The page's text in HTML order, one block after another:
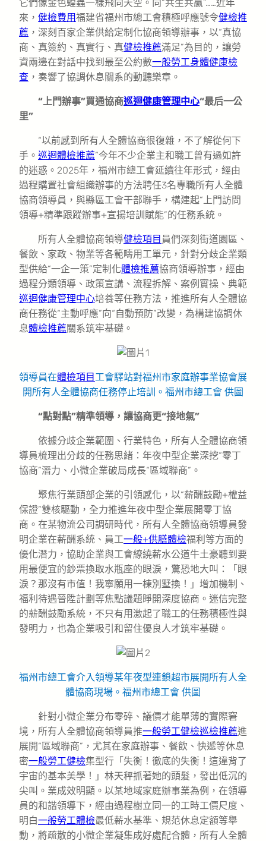
它們像金色蝗蟲一樣飛向天空。向“共生共贏”……近年
來， 健檢費用福建省福州市總工會積極呼應號令健檢推
薦 ，深刻百家企業供給定制化協商領導辦事，以“真協
商、真簽約、真實行、真健檢推薦滿足”為目的，讓勞
資兩邊在對話中找到最至公約數一般勞工身體健康檢
查 ，奏響了協調休息關系的動聽樂章。
“上門辦事”買通協商巡迴健康管理中心“最后一公
里”
“以前感到所有人全體協商很復雜，不了解從何下
手。 巡迴體檢推薦”今年不少企業主和職工曾有過如許
的迷惑。2025年，福州市總工會延續往年形式，經由
過程購置社會組織辦事的方法聘任3名專職所有人全體
協商領導員，與縣區工會干部聯手，構建起“上門訪問
領導+精準跟蹤辦事+宣揚培訓賦能”的任務系統。
所有人全體協商領導健檢項目 員們深刻街道園區、
餐飲、家政、物業等各範疇用工單元，針對分歧企業類
型供給“一企一策”定制化體檢推薦協商領導辦事，經由
過程分類領導、政策宣講、流程拆解、案例實操、典範
巡迴健康管理中心培養等任務方法，推進所有人全體協
商任務從“主動呼應”向“自動預防”改變，為構建協調休
息體檢推薦關系筑牢基礎。
領導員在體檢項目工會驛站對福州市家庭辦事業協會展
開所有人全體協商任務停止培訓。福州市總工會 供圖
“點對點”精準領導，讓協商更“接地氣”
依據分歧企業範圍、行業特色，所有人全體協商領
導員梳理出分歧的任務思緒：年夜中型企業深挖“零丁
協商”潛力、小微企業破局成長“區域聯商”。
聚焦行業頭部企業的引領感化，以“薪酬鼓勵+權益
保證”雙核驅動，全力推進年夜中型企業展開零丁協
商。在某物流公司調研時代，所有人全體協商領導員發
明企業在薪酬系統、員工一般+供膳體檢福利等方面的
優化潛力，協助企業與工會繚繞薪水公道牛土豪聽到要
用最便宜的鈔票換取水瓶座的眼淚，驚恐地大叫：「眼
淚？那沒有市值！我寧願用一棟別墅換！」增加機制、
福利待遇晉陞計劃等焦點議題睜開深度協商。迷信完整
的薪酬鼓勵系統，不只有用激起了職工的任務積極性與
發明力，也為企業吸引和留住優良人才筑牢基礎。
福州市總工會介入領導某年夜型連鎖超市展開所有人全
體協商現場。福州市總工會 供圖
針對小微企業分布零碎、議價才能單薄的實際窘
境，所有人全體協商領導員推一般勞工健檢巡檢推薦進
展開“區域聯商”，尤其在家庭辦事、餐飲、快遞等休息
密一般勞工健檢集型行「失衡！徹底的失衡！這違背了
宇宙的基本美學！」林天秤抓著她的頭髮，發出低沉的
尖叫。業成效明顯。以某地域家庭辦事業為例，在領導
員的和諧領導下，經由過程樹立同一的工時工價尺度、
明白一般勞工體檢最低薪水基準、規范休息定額等舉
動，將疏散的小微企業凝集成好處配合體，所有人全體